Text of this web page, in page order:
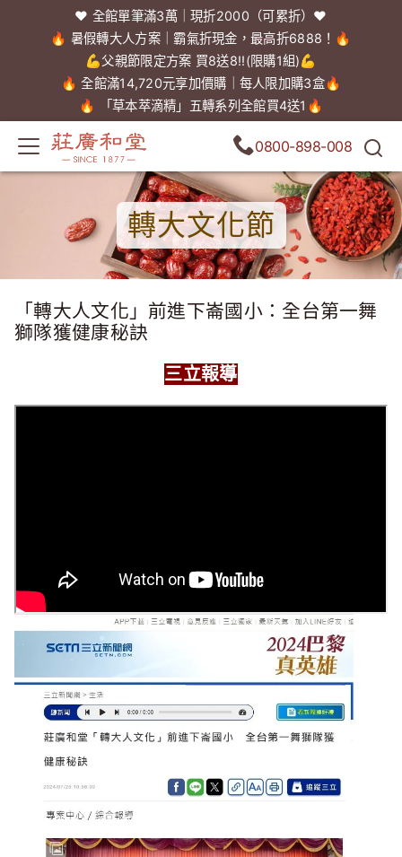
❤️ 全館單筆滿3萬｜現折2000（可累折）❤️
🔥 暑假轉大人方案｜霸氣折現金，最高折6888！🔥
💪父親節限定方案 買8送8!!(限購1組)💪
🔥 全館滿14,720元享加價購｜每人限加購3盒🔥
🔥 「草本萃滴精」五轉系列全館買4送1🔥
0800-898-008
轉大文化節
「轉大人文化」前進下崙國小：全台第一舞
獅隊獲健康秘訣
三立報導